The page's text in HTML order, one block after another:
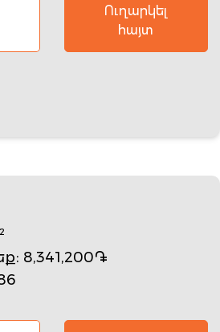
Ուղարկել
հայտ
: 8,341,200֏